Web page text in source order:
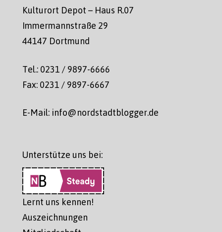
Kulturort Depot – Haus R.07
Immermannstraße 29
44147 Dortmund
Tel.: 0231 / 9897-6666
Fax: 0231 / 9897-6667
E-Mail: info@nordstadtblogger.de
Unterstütze uns bei:
Lernt uns kennen!
Auszeichnungen